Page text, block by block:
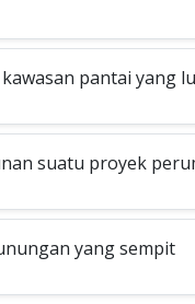
pantai yang
suatu proyek
yang sempit